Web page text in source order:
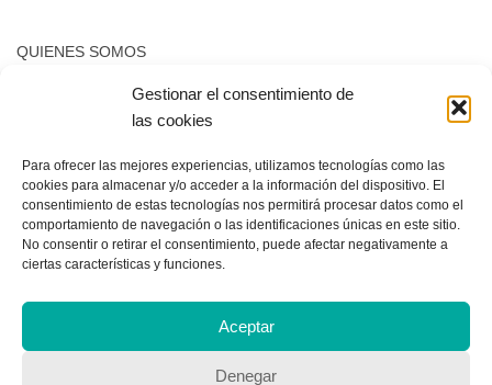
Gestionar el consentimiento de
las cookies
Para ofrecer las mejores experiencias, utilizamos tecnologías como las
cookies para almacenar y/o acceder a la información del dispositivo. El
consentimiento de estas tecnologías nos permitirá procesar datos como el
comportamiento de navegación o las identificaciones únicas en este sitio.
No consentir o retirar el consentimiento, puede afectar negativamente a
ciertas características y funciones.
Aceptar
Denegar
QUIENES SOMOS
Quienes somos
POLÍTICA DE PRIVACIDAD
Política de privacidad